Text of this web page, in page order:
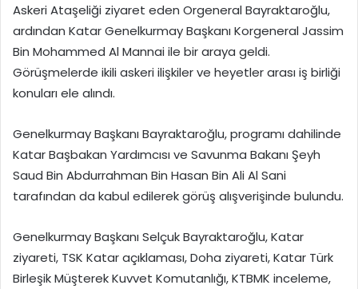
Askeri Ataşeliği ziyaret eden Orgeneral Bayraktaroğlu,
ardından Katar Genelkurmay Başkanı Korgeneral Jassim
Bin Mohammed Al Mannai ile bir araya geldi.
Görüşmelerde ikili askeri ilişkiler ve heyetler arası iş birliği
konuları ele alındı.
Genelkurmay Başkanı Bayraktaroğlu, programı dahilinde
Katar Başbakan Yardımcısı ve Savunma Bakanı Şeyh
Saud Bin Abdurrahman Bin Hasan Bin Ali Al Sani
tarafından da kabul edilerek görüş alışverişinde bulundu.
Genelkurmay Başkanı Selçuk Bayraktaroğlu, Katar
ziyareti, TSK Katar açıklaması, Doha ziyareti, Katar Türk
Birleşik Müşterek Kuvvet Komutanlığı, KTBMK inceleme,